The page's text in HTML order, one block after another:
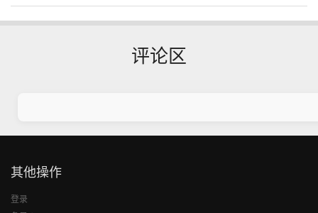
评论区
其他操作
登录